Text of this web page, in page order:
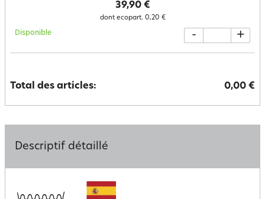
39,90 €
dont ecopart. 0,20 €
Disponible - +
Total des articles: 0,00 €
Descriptif détaillé